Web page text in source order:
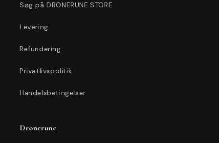
Søg på DRONERUNE.STORE
Levering
Refundering
Privatlivspolitik
Handelsbetingelser
Dronerune